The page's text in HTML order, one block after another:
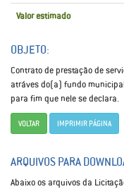
Valor estimado
OBJETO:
Contrato de prestação de
atráves do(a) fundo municipal
para fim que nele se declara.
VOLTAR IMPRIMIR PÁGINA
ARQUIVOS PARA
Abaixo os arquivos da